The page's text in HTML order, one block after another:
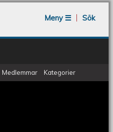
Meny ☰
Sök
Medlemmar Kategorier